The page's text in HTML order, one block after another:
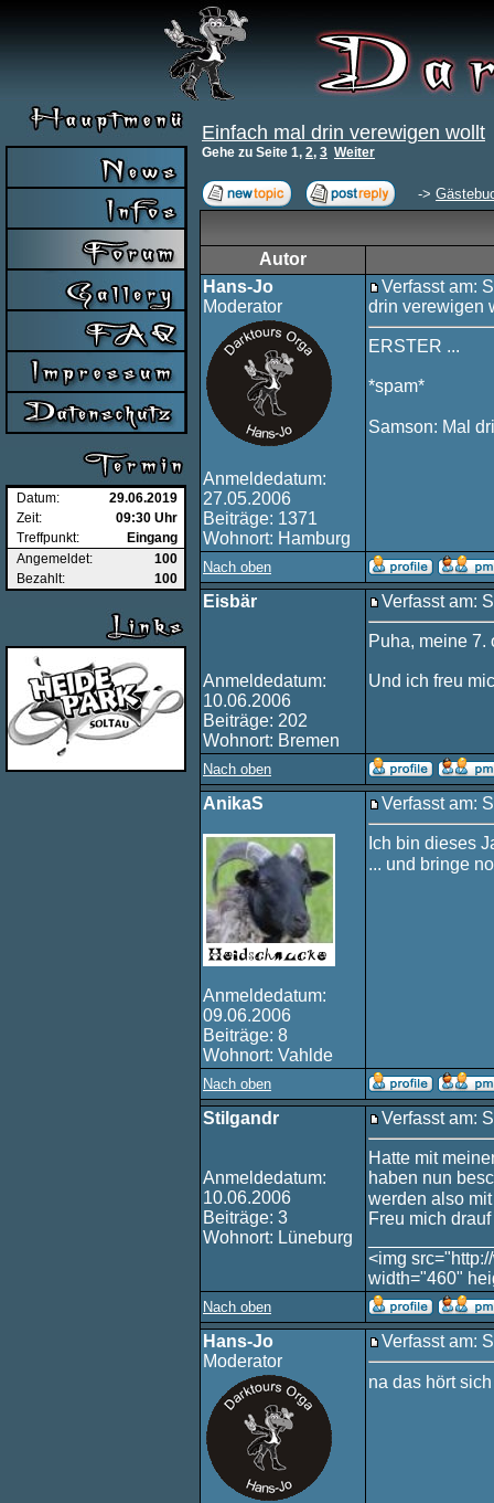
Datum:
29.06.2019
Zeit:
09:30 Uhr
Treffpunkt:
Eingang
Angemeldet:
100
Bezahlt:
100
Einfach mal drin verewigen wollt
Gehe zu Seite 1, 2, 3 Weiter
->
Autor
Hans-Jo
Moderator
Anmeldedatum:
27.05.2006
Beiträge: 1371
Wohnort: Hamburg
Verfasst am:
drin verewigen
ERSTER ...
*spam*
Samson: Mal
Nach oben
Eisbär
Anmeldedatum:
10.06.2006
Beiträge: 202
Wohnort: Bremen
Verfasst am:
Puha, meine 7.
Und ich freu
Nach oben
AnikaS
Anmeldedatum:
09.06.2006
Beiträge: 8
Wohnort: Vahlde
Verfasst am:
Ich bin dieses
... und bringe
Nach oben
Stilgandr
Anmeldedatum:
10.06.2006
Beiträge: 3
Wohnort: Lüneburg
Verfasst am:
Hatte mit
haben nun
werden also
Freu mich drauf
<img
width="460"
Nach oben
Hans-Jo
Moderator
Verfasst am:
na das hört